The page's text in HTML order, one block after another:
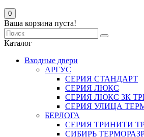
0
Ваша корзина пуста!
Каталог
Входные двери
АРГУС
СЕРИЯ СТАНДАРТ
СЕРИЯ ЛЮКС
СЕРИЯ ЛЮКС 3К
СЕРИЯ УЛИЦА
БЕРЛОГА
СЕРИЯ ТРИНИТИ
СИБИРЬ